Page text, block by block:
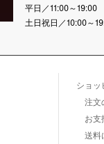
平日／11:00～19:00
土日祝日／10:00～
ショッ
注文
お支
送料